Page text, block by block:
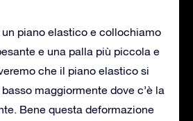
piano elastico e collochiamo
e una palla più piccola e
che il piano elastico si
maggiormente dove c’è la
Bene questa deformazione